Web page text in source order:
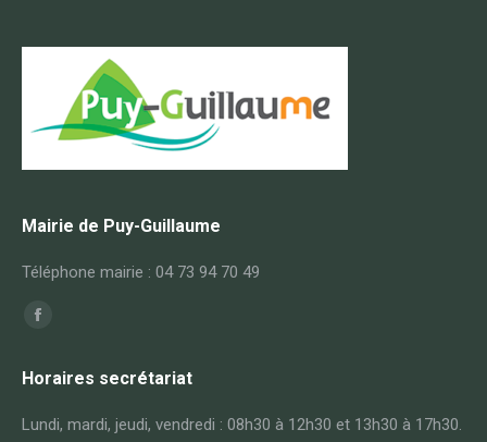
Mairie de Puy-Guillaume
Téléphone mairie : 04 73 94 70 49
Trouvez nous sur :
Facebook
opens
Horaires secrétariat
Lundi, mardi, jeudi, vendredi : 08h30 à 12h30 et 13h30 à 17h30.